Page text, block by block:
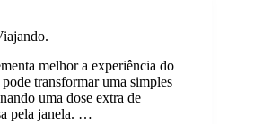
melhor a experiência do
transformar uma simples
uma dose extra de
pela janela. …